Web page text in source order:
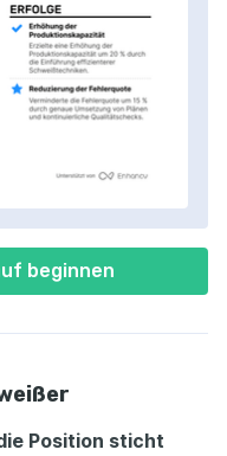
beginnen
Position sticht